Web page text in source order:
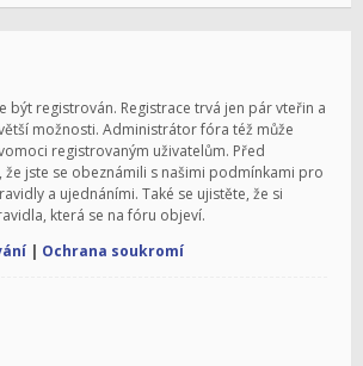
být registrován. Registrace trvá jen pár vteřin a
možnosti. Administrátor fóra též může
registrovaným uživatelům. Před
že jste se obeznámili s našimi podmínkami pro
a ujednáními. Také se ujistěte, že si
která se na fóru objeví.
| Ochrana soukromí